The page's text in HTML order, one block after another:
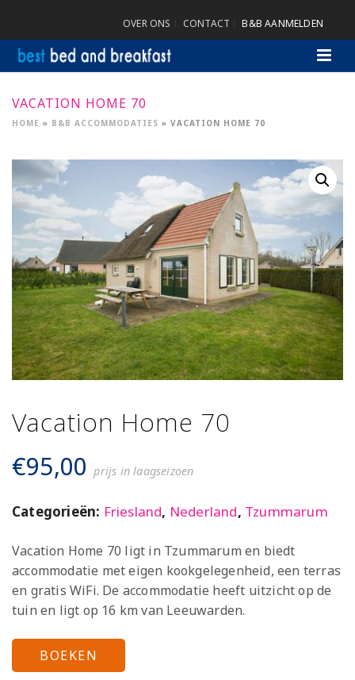
OVER ONS CONTACT B&B AANMELDEN
VACATION HOME 70
HOME » B&B ACCOMMODATIES » VACATION HOME 70
Vacation Home 70
€95,00 prijs in laagseizoen
Categorieën: Friesland, Nederland, Tzummarum
Vacation Home 70 ligt in Tzummarum en biedt
accommodatie met eigen kookgelegenheid, een terras
en gratis WiFi. De accommodatie heeft uitzicht op de
tuin en ligt op 16 km van Leeuwarden.
BOEKEN